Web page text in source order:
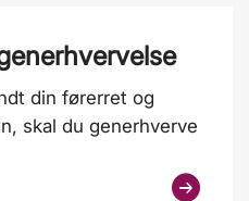
din førerret og
skal du generhverve